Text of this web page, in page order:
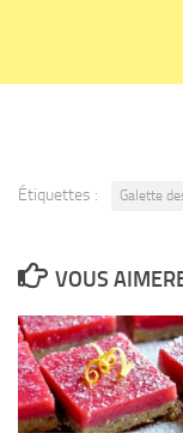
Étiquettes : Galette
VOUS